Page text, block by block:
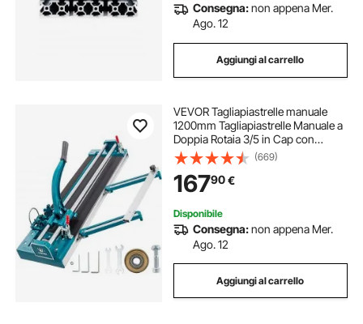
Consegna:non appena Mer.
Ago. 12
Aggiungi al carrello
VEVOR Tagliapiastrelle manuale
1200mm Tagliapiastrelle Manuale a
Doppia Rotaia 3/5 in Cap con
Strumenti di Taglio Manuale con
Posizionamento Preciso del Laser
(669)
16790€
Disponibile
Consegna:non appena Mer.
Ago. 12
Aggiungi al carrello